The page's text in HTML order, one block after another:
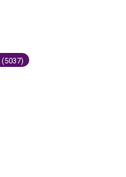
(5037)